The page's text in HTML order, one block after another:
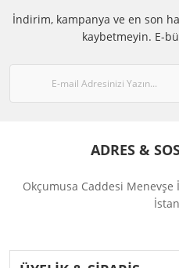
İndirim, kampanya ve en son
kaybetmeyin. E-
ADRES &
Okçumusa Caddesi